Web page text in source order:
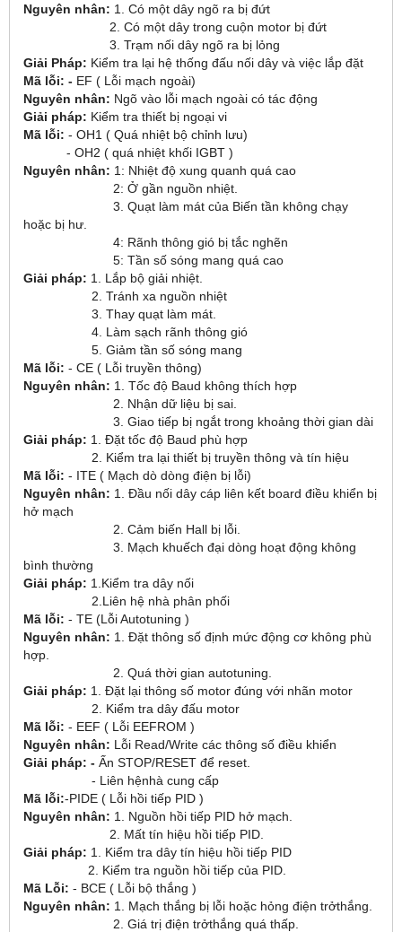
Nguyên nhân: 1. Có một dây ngõ ra bị đứt
2. Có một dây trong cuộn motor bị đứt
3. Trạm nối dây ngõ ra bị lỏng
Giải Pháp: Kiểm tra lại hệ thống đấu nối dây và việc lắp đặt
Mã lỗi: - EF ( Lỗi mạch ngoài)
Nguyên nhân: Ngõ vào lỗi mạch ngoài có tác động
Giải pháp: Kiểm tra thiết bị ngoại vi
Mã lỗi: - OH1 ( Quá nhiệt bộ chỉnh lưu)
- OH2 ( quá nhiệt khối IGBT )
Nguyên nhân: 1: Nhiệt độ xung quanh quá cao
2: Ở gần nguồn nhiệt.
3. Quạt làm mát của Biến tần không chạy
hoặc bị hư.
4: Rãnh thông gió bị tắc nghẽn
5: Tần số sóng mang quá cao
Giải pháp: 1. Lắp bộ giải nhiệt.
2. Tránh xa nguồn nhiệt
3. Thay quạt làm mát.
4. Làm sạch rãnh thông gió
5. Giảm tần số sóng mang
Mã lỗi: - CE ( Lỗi truyền thông)
Nguyên nhân: 1. Tốc độ Baud không thích hợp
2. Nhận dữ liệu bị sai.
3. Giao tiếp bị ngắt trong khoảng thời gian dài
Giải pháp: 1. Đặt tốc độ Baud phù hợp
2. Kiểm tra lại thiết bị truyền thông và tín hiệu
Mã lỗi: - ITE ( Mạch dò dòng điện bị lỗi)
Nguyên nhân: 1. Đầu nối dây cáp liên kết board điều khiển bị
hở mạch
2. Cảm biến Hall bị lỗi.
3. Mạch khuếch đại dòng hoạt động không
bình thường
Giải pháp: 1.Kiểm tra dây nối
2.Liên hệ nhà phân phối
Mã lỗi: - TE (Lỗi Autotuning )
Nguyên nhân: 1. Đặt thông số định mức động cơ không phù
hợp.
2. Quá thời gian autotuning.
Giải pháp: 1. Đặt lại thông số motor đúng với nhãn motor
2. Kiểm tra dây đấu motor
Mã lỗi: - EEF ( Lỗi EEFROM )
Nguyên nhân: Lỗi Read/Write các thông số điều khiển
Giải pháp: - Ấn STOP/RESET để reset.
- Liên hệnhà cung cấp
Mã lỗi:-PIDE ( Lỗi hồi tiếp PID )
Nguyên nhân: 1. Nguồn hồi tiếp PID hở mạch.
2. Mất tín hiệu hồi tiếp PID.
Giải pháp: 1. Kiểm tra dây tín hiệu hồi tiếp PID
2. Kiểm tra nguồn hồi tiếp của PID.
Mã Lỗi: - BCE ( Lỗi bộ thắng )
Nguyên nhân: 1. Mạch thắng bị lỗi hoặc hỏng điện trởthắng.
2. Giá trị điện trởthắng quá thấp.